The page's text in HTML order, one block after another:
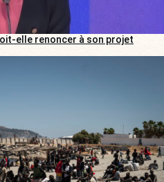
elle renoncer à son projet